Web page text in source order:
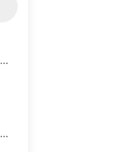
Ataşehir Adıgüzel Meslek Yüksekokulu
Beykoz Lojistik Meslek Yüksekokulu